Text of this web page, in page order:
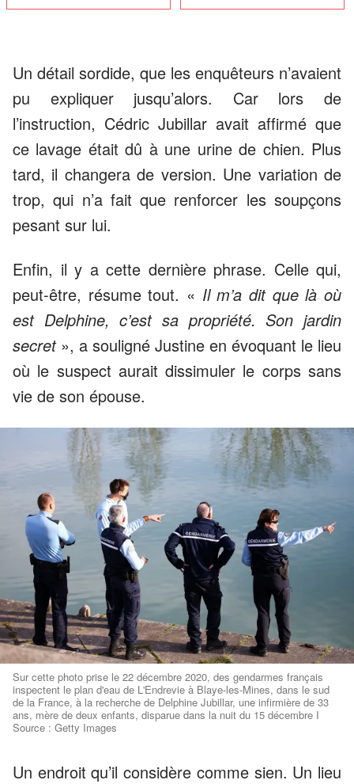
Un détail sordide, que les enquêteurs n’avaient
pu expliquer jusqu’alors. Car lors de
l’instruction, Cédric Jubillar avait affirmé que
ce lavage était dû à une urine de chien. Plus
tard, il changera de version. Une variation de
trop, qui n’a fait que renforcer les soupçons
pesant sur lui.
Enfin, il y a cette dernière phrase. Celle qui,
peut-être, résume tout. « Il m’a dit que là où
est Delphine, c’est sa propriété. Son jardin
secret», a souligné Justine en évoquant le lieu
où le suspect aurait dissimuler le corps sans
vie de son épouse.
Sur cette photo prise le 22 décembre 2020, des gendarmes français
inspectent le plan d'eau de L'Endrevie à Blaye-les-Mines, dans le sud
de la France, à la recherche de Delphine Jubillar, une infirmière de 33
ans, mère de deux enfants, disparue dans la nuit du 15 décembre I
Source : Getty Images
Un endroit qu’il considère comme sien. Un lieu